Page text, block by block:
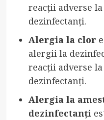
reacții adverse
dezinfectanți.
Alergia la clor
alergii la
reacții adverse
dezinfectanți.
Alergia la
dezinfectanți